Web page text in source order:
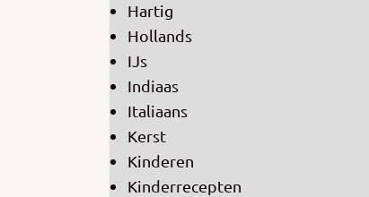
Hartig
Hollands
IJs
Indiaas
Italiaans
Kerst
Kinderen
Kinderrecepten